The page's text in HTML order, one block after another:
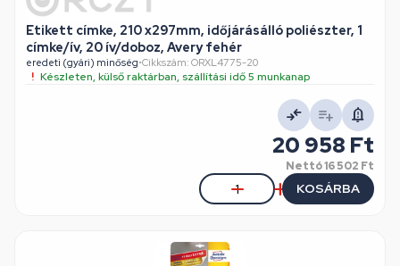
Etikett címke, 210 x297mm, időjárásálló poliészter, 1
címke/ív, 20 ív/doboz, Avery fehér
eredeti (gyári) minőség•Cikkszám: ORXL4775-20
Készleten, külső raktárban, szállítási idő 5 munkanap
20 958 Ft
Nettó16 502 Ft
KOSÁRBA